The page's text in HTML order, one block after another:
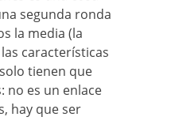
segunda ronda
la media (la
características
tienen que
no es un enlace
hay que ser